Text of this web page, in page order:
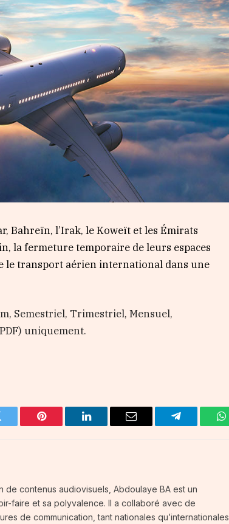
Bahreïn, l’Irak, le Koweït et les Émirats
la fermeture temporaire de leurs espaces
le transport aérien international dans une
Semestriel, Trimestriel, Mensuel,
uniquement.
Pinterest LinkedIn Email Telegram
contenus audiovisuels, Abdoulaye BA est un
faire et sa polyvalence. Il a collaboré avec de
de communication, tant nationales qu’internationales,